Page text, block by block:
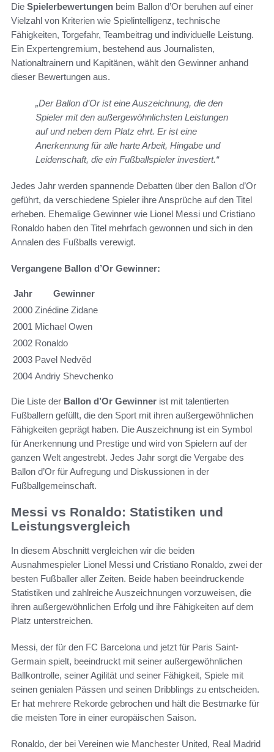
Die Spielerbewertungen beim Ballon d’Or beruhen auf einer
Vielzahl von Kriterien wie Spielintelligenz, technische
Fähigkeiten, Torgefahr, Teambeitrag und individuelle Leistung.
Ein Expertengremium, bestehend aus Journalisten,
Nationaltrainern und Kapitänen, wählt den Gewinner anhand
dieser Bewertungen aus.
„Der Ballon d’Or ist eine Auszeichnung, die den
Spieler mit den außergewöhnlichsten Leistungen
auf und neben dem Platz ehrt. Er ist eine
Anerkennung für alle harte Arbeit, Hingabe und
Leidenschaft, die ein Fußballspieler investiert.“
Jedes Jahr werden spannende Debatten über den Ballon d’Or
geführt, da verschiedene Spieler ihre Ansprüche auf den Titel
erheben. Ehemalige Gewinner wie Lionel Messi und Cristiano
Ronaldo haben den Titel mehrfach gewonnen und sich in den
Annalen des Fußballs verewigt.
Vergangene Ballon d’Or Gewinner:
Jahr
Gewinner
2000 Zinédine Zidane
2001 Michael Owen
2002 Ronaldo
2003 Pavel Nedvěd
2004 Andriy Shevchenko
Die Liste der Ballon d’Or Gewinner ist mit talentierten
Fußballern gefüllt, die den Sport mit ihren außergewöhnlichen
Fähigkeiten geprägt haben. Die Auszeichnung ist ein Symbol
für Anerkennung und Prestige und wird von Spielern auf der
ganzen Welt angestrebt. Jedes Jahr sorgt die Vergabe des
Ballon d’Or für Aufregung und Diskussionen in der
Fußballgemeinschaft.
Messi vs Ronaldo: Statistiken und
Leistungsvergleich
In diesem Abschnitt vergleichen wir die beiden
Ausnahmespieler Lionel Messi und Cristiano Ronaldo, zwei der
besten Fußballer aller Zeiten. Beide haben beeindruckende
Statistiken und zahlreiche Auszeichnungen vorzuweisen, die
ihren außergewöhnlichen Erfolg und ihre Fähigkeiten auf dem
Platz unterstreichen.
Messi, der für den FC Barcelona und jetzt für Paris Saint-
Germain spielt, beeindruckt mit seiner außergewöhnlichen
Ballkontrolle, seiner Agilität und seiner Fähigkeit, Spiele mit
seinen genialen Pässen und seinen Dribblings zu entscheiden.
Er hat mehrere Rekorde gebrochen und hält die Bestmarke für
die meisten Tore in einer europäischen Saison.
Ronaldo, der bei Vereinen wie Manchester United, Real Madrid